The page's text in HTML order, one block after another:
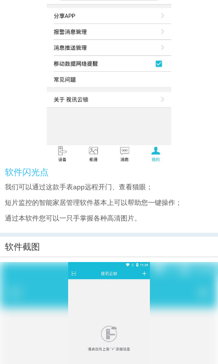
软件闪光点
我们可以通过这款手表app远程开门、查看猫眼；
短片监控的智能家居管理软件基本上可以帮助您一键操作；
通过本软件您可以一只手掌握各种高清图片。
软件截图